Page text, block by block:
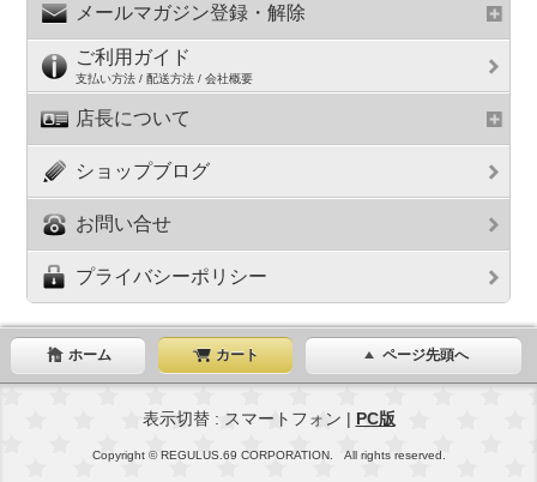
メールマガジン登録・解除
ご利用ガイド
支払い方法 / 配送方法 / 会社概要
店長について
ショップブログ
お問い合せ
プライバシーポリシー
ホーム カート ページ先頭へ
表示切替 : スマートフォン | PC版
Copyright © REGULUS.69 CORPORATION. All rights reserved.